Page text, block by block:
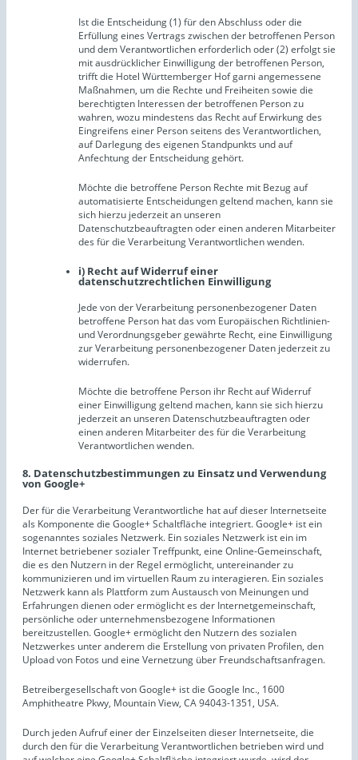
Ist die Entscheidung (1) für den Abschluss oder die
Erfüllung eines Vertrags zwischen der betroffenen Person
und dem Verantwortlichen erforderlich oder (2) erfolgt sie
mit ausdrücklicher Einwilligung der betroffenen Person,
trifft die Hotel Württemberger Hof garni angemessene
Maßnahmen, um die Rechte und Freiheiten sowie die
berechtigten Interessen der betroffenen Person zu
wahren, wozu mindestens das Recht auf Erwirkung des
Eingreifens einer Person seitens des Verantwortlichen,
auf Darlegung des eigenen Standpunkts und auf
Anfechtung der Entscheidung gehört.
Möchte die betroffene Person Rechte mit Bezug auf
automatisierte Entscheidungen geltend machen, kann sie
sich hierzu jederzeit an unseren
Datenschutzbeauftragten oder einen anderen Mitarbeiter
des für die Verarbeitung Verantwortlichen wenden.
i) Recht auf Widerruf einer
datenschutzrechtlichen Einwilligung
Jede von der Verarbeitung personenbezogener Daten
betroffene Person hat das vom Europäischen Richtlinien-
und Verordnungsgeber gewährte Recht, eine Einwilligung
zur Verarbeitung personenbezogener Daten jederzeit zu
widerrufen.
Möchte die betroffene Person ihr Recht auf Widerruf
einer Einwilligung geltend machen, kann sie sich hierzu
jederzeit an unseren Datenschutzbeauftragten oder
einen anderen Mitarbeiter des für die Verarbeitung
Verantwortlichen wenden.
8. Datenschutzbestimmungen zu Einsatz und Verwendung
von Google+
Der für die Verarbeitung Verantwortliche hat auf dieser Internetseite
als Komponente die Google+ Schaltfläche integriert. Google+ ist ein
sogenanntes soziales Netzwerk. Ein soziales Netzwerk ist ein im
Internet betriebener sozialer Treffpunkt, eine Online-Gemeinschaft,
die es den Nutzern in der Regel ermöglicht, untereinander zu
kommunizieren und im virtuellen Raum zu interagieren. Ein soziales
Netzwerk kann als Plattform zum Austausch von Meinungen und
Erfahrungen dienen oder ermöglicht es der Internetgemeinschaft,
persönliche oder unternehmensbezogene Informationen
bereitzustellen. Google+ ermöglicht den Nutzern des sozialen
Netzwerkes unter anderem die Erstellung von privaten Profilen, den
Upload von Fotos und eine Vernetzung über Freundschaftsanfragen.
Betreibergesellschaft von Google+ ist die Google Inc., 1600
Amphitheatre Pkwy, Mountain View, CA 94043-1351, USA.
Durch jeden Aufruf einer der Einzelseiten dieser Internetseite, die
durch den für die Verarbeitung Verantwortlichen betrieben wird und